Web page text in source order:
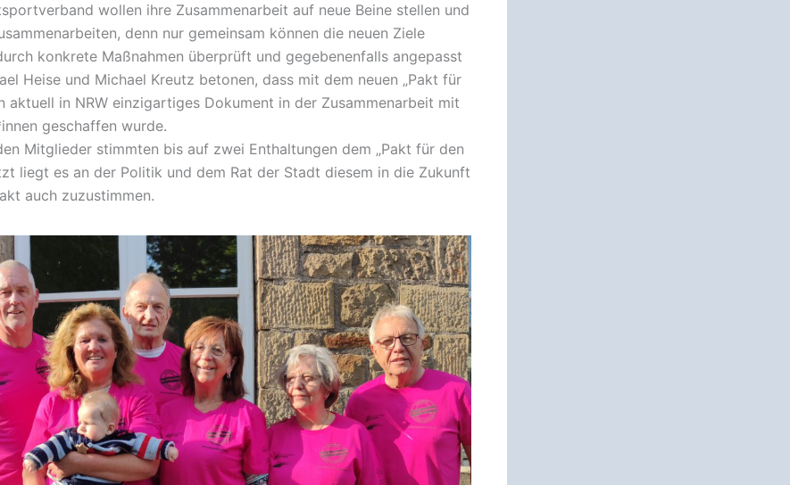
wollen ihre Zusammenarbeit auf neue Beine stellen und
denn nur gemeinsam können die neuen Ziele
konkrete Maßnahmen überprüft und gegebenenfalls angepasst
Heise und Michael Kreutz betonen, dass mit dem neuen „Pakt für
aktuell in NRW einzigartiges Dokument in der Zusammenarbeit mit
geschaffen wurde.
Mitglieder stimmten bis auf zwei Enthaltungen dem „Pakt für den
liegt es an der Politik und dem Rat der Stadt diesem in die Zukunft
auch zuzustimmen.